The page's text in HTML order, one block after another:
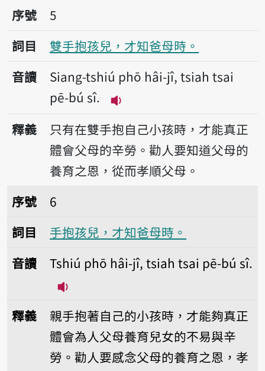
序號5雙手抱孩兒，才知爸母時。
序號
5
詞目
雙手抱孩兒，才知爸母時。
音讀
Siang-tshiú phō hâi-jî, tsiah tsai
pē-bú sî.
播放音讀Siang-tshiú phō
釋義
只有在雙手抱自己小孩時，才能真正
體會父母的辛勞。勸人要知道父母的
養育之恩，從而孝順父母。
序號6手抱孩兒，才知爸母時。
序號
6
詞目
手抱孩兒，才知爸母時。
音讀
Tshiú phō hâi-jî, tsiah tsai pē-bú sî.
釋義
親手抱著自己的小孩時，才能夠真正
體會為人父母養育兒女的不易與辛
勞。勸人要感念父母的養育之恩，孝